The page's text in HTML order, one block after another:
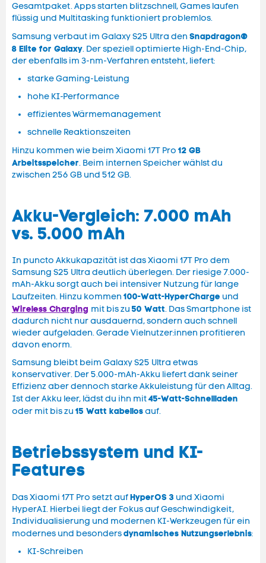
Gesamtpaket. Apps starten blitzschnell, Games laufen
flüssig und Multitasking funktioniert problemlos.
Samsung verbaut im Galaxy S25 Ultra den Snapdragon®
8 Elite for Galaxy. Der speziell optimierte High-End-Chip,
der ebenfalls im 3-nm-Verfahren entsteht, liefert:
starke Gaming-Leistung
hohe KI-Performance
effizientes Wärmemanagement
schnelle Reaktionszeiten
Hinzu kommen wie beim Xiaomi 17T Pro 12 GB
Arbeitsspeicher. Beim internen Speicher wählst du
zwischen 256 GB und 512 GB.
Akku-Vergleich: 7.000 mAh
vs. 5.000 mAh
In puncto Akkukapazität ist das Xiaomi 17T Pro dem
Samsung S25 Ultra deutlich überlegen. Der riesige 7.000-
mAh-Akku sorgt auch bei intensiver Nutzung für lange
Laufzeiten. Hinzu kommen 100-Watt-HyperCharge und
Wireless Charging mit bis zu 50 Watt. Das Smartphone ist
dadurch nicht nur ausdauernd, sondern auch schnell
wieder aufgeladen. Gerade Vielnutzer:innen profitieren
davon enorm.
Samsung bleibt beim Galaxy S25 Ultra etwas
konservativer. Der 5.000-mAh-Akku liefert dank seiner
Effizienz aber dennoch starke Akkuleistung für den Alltag.
Ist der Akku leer, lädst du ihn mit45-Watt-Schnellladen
oder mit bis zu 15 Watt kabellosauf.
Betriebssystem und KI-
Features
Das Xiaomi 17T Pro setzt aufHyperOS 3 und Xiaomi
HyperAI. Hierbei liegt der Fokus auf Geschwindigkeit,
Individualisierung und modernen KI-Werkzeugen für ein
modernes und besondersdynamisches Nutzungserlebnis:
KI-Schreiben